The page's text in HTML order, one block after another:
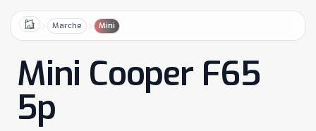
HomeMarche Mini
Mini Cooper F65
5p